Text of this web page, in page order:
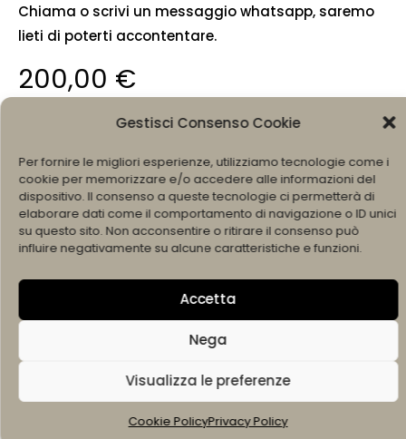
Gestisci Consenso Cookie
Per fornire le migliori esperienze, utilizziamo tecnologie come i
cookie per memorizzare e/o accedere alle informazioni del
dispositivo. Il consenso a queste tecnologie ci permetterà di
elaborare dati come il comportamento di navigazione o ID unici
su questo sito. Non acconsentire o ritirare il consenso può
influire negativamente su alcune caratteristiche e funzioni.
Accetta
Nega
Visualizza le preferenze
Cookie PolicyPrivacy Policy
Chiama o scrivi un messaggio whatsapp, saremo
lieti di poterti accontentare.
200,00 €
AGGIUNGI AL CARRELLO
008702ANE
BRAND: Settantasette Gioielli